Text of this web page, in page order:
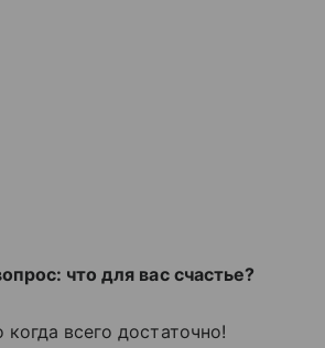
что для вас счастье?
всего достаточно!